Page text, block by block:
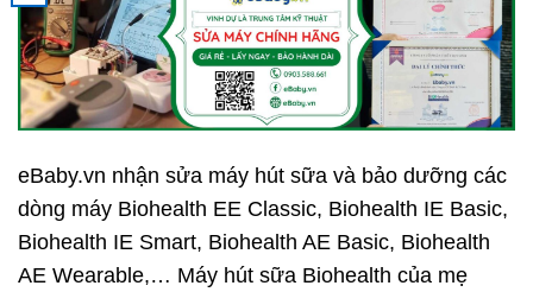
eBaby.vn nhận sửa máy hút sữa và bảo dưỡng các
dòng máy Biohealth EE Classic, Biohealth IE Basic,
Biohealth IE Smart, Biohealth AE Basic, Biohealth
AE Wearable,… Máy hút sữa Biohealth của mẹ